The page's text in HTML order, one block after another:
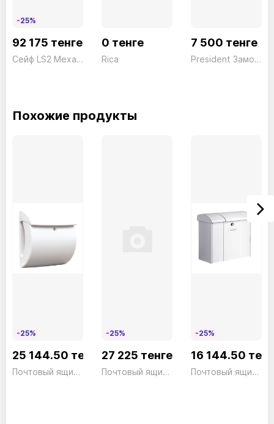
-25%
92 175 тенге
Сейф LS2 Механический President ш329*г350*в444 28кг
0 тенге
Rica
7 500 тенге
President Замок для сейфа серии MS
Похожие продукты
-25%
25 144.50 тенге
Почтовый ящик Kiel 886 W
-25%
27 225 тенге
Почтовый ящик Kopenh 882 Alu
-25%
16 144.50
Почтовый ящик Olymp 916W